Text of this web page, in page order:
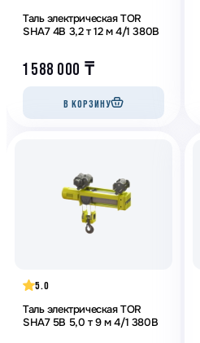
Таль электрическая TOR
SHA7 4B 3,2 т 12 м 4/1 380В
1 588 000 ₸
В КОРЗИНУ
5.0
Таль электрическая TOR
SHA7 5B 5,0 т 9 м 4/1 380В